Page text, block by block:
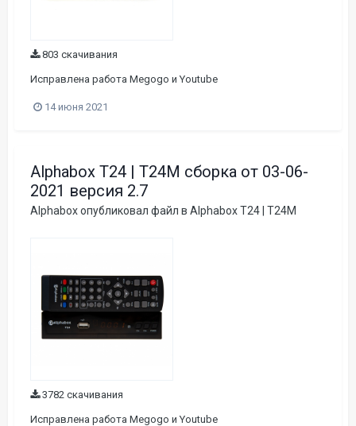
803 скачивания
Исправлена работа Megogo и Youtube
14 июня 2021
Alphabox T24 | T24M сборка от 03-06-
2021 версия 2.7
Alphaboxопубликовал файл в Alphabox T24 | T24M
3782 скачивания
Исправлена работа Megogo и Youtube